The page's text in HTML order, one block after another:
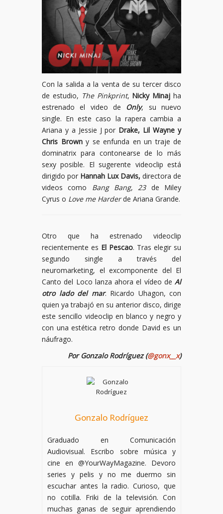
Con la salida a la venta de su tercer disco
de estudio, The Pinkprint, Nicky Minaj ha
estrenado el video de Only, su nuevo
single. En este caso la rapera cambia a
Ariana y a Jessie J por Drake, Lil Wayne y
Chris Brown y se enfunda en un traje de
dominatrix para contonearse de lo más
sexy posible. El sugerente videoclip está
dirigido por Hannah Lux Davis, directora de
videos como Bang Bang,23de Miley
Cyrus o Love me Harderde Ariana Grande.
Otro que ha estrenado videoclip
recientemente es El Pescao. Tras elegir su
segundo single a través del
neuromarketing, el excomponente del El
Canto del Loco lanza ahora el vídeo de Al
otro lado del mar. Ricardo Uhagon, con
quien ya trabajó en su anterior disco, dirige
este sencillo videoclip en blanco y negro y
con una estética retro donde David es un
náufrago.
Por Gonzalo Rodríguez (@gonx__x)
Gonzalo Rodríguez
Graduado en Comunicación
Audiovisual. Escribo sobre música y
cine en @YourWayMagazine. Devoro
series y pelis y no me duermo sin
escuchar antes la radio. Curioso, que
no cotilla. Friki de la televisión. Con
muchas ganas de seguir aprendiendo